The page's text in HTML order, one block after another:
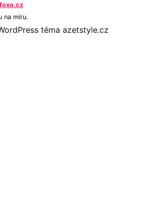
na míru.
téma azetstyle.cz